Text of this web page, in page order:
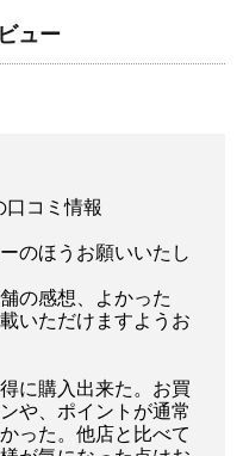
ュー
口コミ情報
のほうお願いいたし
の感想、よかった
いただけますようお
に購入出来た。お買
や、ポイントが通常
った。他店と比べて